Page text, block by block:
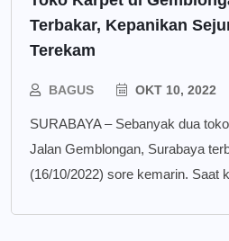
Terbakar, Kepanikan
Terekam
BAGUS OKT 10, 2022
SURABAYA – Sebanyak dua
Jalan Gemblongan, Surabaya
(16/10/2022) sore kemarin. Saat